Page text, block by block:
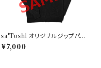
sa'Toshl オリジナルジップパー
カー TYPE-C
¥7,000